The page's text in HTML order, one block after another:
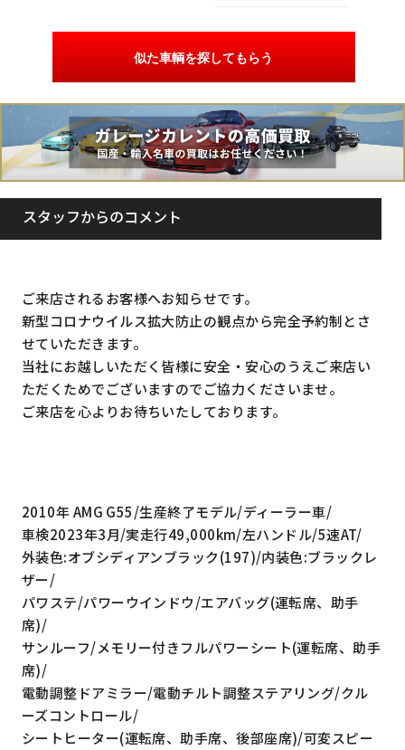
似た車輌を探してもらう
スタッフからのコメント
ご来店されるお客様へお知らせです。
新型コロナウイルス拡大防止の観点から完全予約制とさ
せていただきます。
当社にお越しいただく皆様に安全・安心のうえご来店い
ただくためでございますのでご協力くださいませ。
ご来店を心よりお待ちいたしております。
2010年 AMG G55/生産終了モデル/ディーラー車/
車検2023年3月/実走行49,000km/左ハンドル/5速AT/
外装色:オブシディアンブラック(197)/内装色:ブラックレ
ザー/
パワステ/パワーウインドウ/エアバッグ(運転席、助手
席)/
サンルーフ/メモリー付きフルパワーシート(運転席、助手
席)/
電動調整ドアミラー/電動チルト調整ステアリング/クル
ーズコントロール/
シートヒーター(運転席、助手席、後部座席)/可変スピー